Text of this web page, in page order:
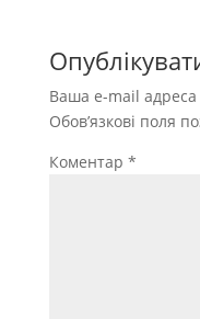
Ваша e-mail
Обов’язкові поля
Коментар *